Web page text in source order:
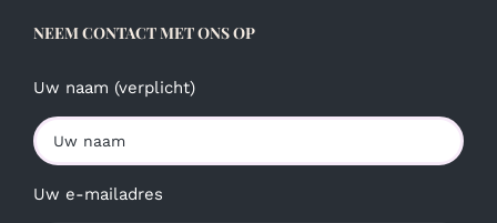
NEEM CONTACT MET ONS OP
Uw naam (verplicht)
Uw e-mailadres